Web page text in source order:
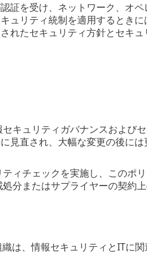
証を受け、ネットワーク、オ
ュリティ統制を適用するときに
れたセキュリティ方針とセキ
キュリティガバナンスおよび
見直され、大幅な変更の後に
ィチェックを実施し、このポ
分またはサプライヤーの契約
は、情報セキュリティとITに